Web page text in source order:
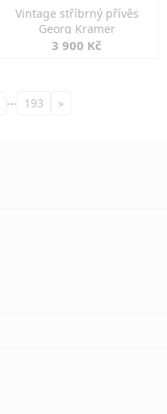
Vintage stříbrný přívěs
Georg Kramer
3 900 Kč
… 193 »